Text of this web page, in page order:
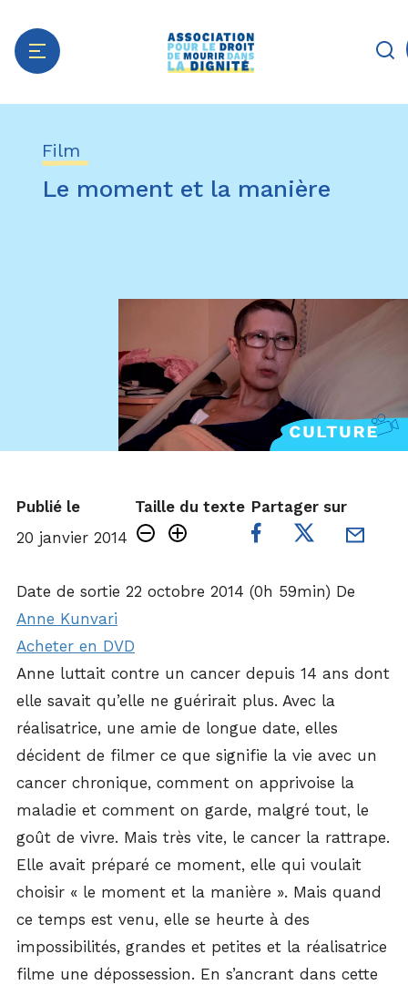
contenu
principal
Film
Le moment et la manière
Publié le
20 janvier 2014
Taille du texte Partager sur
Date de sortie 22 octobre 2014 (0h 59min) De
Anne Kunvari
Acheter en DVD
Anne luttait contre un cancer depuis 14 ans dont
elle savait qu’elle ne guérirait plus. Avec la
réalisatrice, une amie de longue date, elles
décident de filmer ce que signifie la vie avec un
cancer chronique, comment on apprivoise la
maladie et comment on garde, malgré tout, le
goût de vivre. Mais très vite, le cancer la rattrape.
Elle avait préparé ce moment, elle qui voulait
choisir « le moment et la manière ». Mais quand
ce temps est venu, elle se heurte à des
impossibilités, grandes et petites et la réalisatrice
filme une dépossession. En s’ancrant dans cette